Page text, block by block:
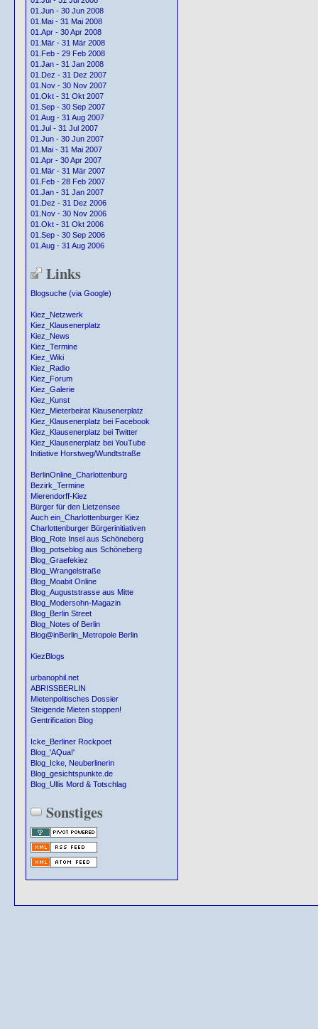
01.Jun - 30 Jun 2008
01.Mai - 31 Mai 2008
01.Apr - 30 Apr 2008
01.Mär - 31 Mär 2008
01.Feb - 29 Feb 2008
01.Jan - 31 Jan 2008
01.Dez - 31 Dez 2007
01.Nov - 30 Nov 2007
01.Okt - 31 Okt 2007
01.Sep - 30 Sep 2007
01.Aug - 31 Aug 2007
01.Jul - 31 Jul 2007
01.Jun - 30 Jun 2007
01.Mai - 31 Mai 2007
01.Apr - 30 Apr 2007
01.Mär - 31 Mär 2007
01.Feb - 28 Feb 2007
01.Jan - 31 Jan 2007
01.Dez - 31 Dez 2006
01.Nov - 30 Nov 2006
01.Okt - 31 Okt 2006
01.Sep - 30 Sep 2006
01.Aug - 31 Aug 2006
Links
Blogsuche (via Google)
Kiez_Netzwerk
Kiez_Klausenerplatz
Kiez_News
Kiez_Termine
Kiez_Wiki
Kiez_Radio
Kiez_Forum
Kiez_Galerie
Kiez_Kunst
Kiez_Mieterbeirat Klausenerplatz
Kiez_Klausenerplatz bei Facebook
Kiez_Klausenerplatz bei Twitter
Kiez_Klausenerplatz bei YouTube
Initiative Horstweg/Wundtstraße
BerlinOnline_Charlottenburg
Bezirk_Termine
Mierendorff-Kiez
Bürger für den Lietzensee
Auch ein_Charlottenburger Kiez
Charlottenburger Bürgerinitiativen
Blog_Rote Insel aus Schöneberg
Blog_potseblog aus Schöneberg
Blog_Graefekiez
Blog_Wrangelstraße
Blog_Moabit Online
Blog_Auguststrasse aus Mitte
Blog_Modersohn-Magazin
Blog_Berlin Street
Blog_Notes of Berlin
Blog@inBerlin_Metropole Berlin
KiezBlogs
urbanophil.net
ABRISSBERLIN
Mietenpolitisches Dossier
Steigende Mieten stoppen!
Gentrification Blog
Icke_Berliner Rockpoet
Blog_'AQua!'
Blog_Icke, Neuberlinerin
Blog_gesichtspunkte.de
Blog_Ullis Mord & Totschlag
Sonstiges